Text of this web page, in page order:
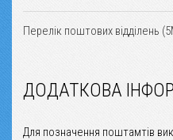
Перелік поштових відділень
ДОДАТКОВА
Для позначення поштамтів